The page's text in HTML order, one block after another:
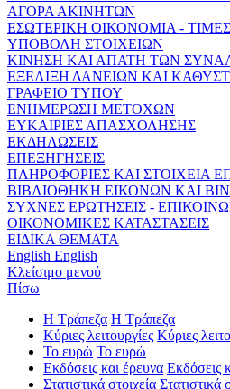
ΑΓΟΡΑ ΑΚΙΝΗΤΩΝ
ΕΣΩΤΕΡΙΚΗ ΟΙΚΟΝΟΜΙΑ - ΤΙΜΕΣ
ΥΠΟΒΟΛΗ ΣΤΟΙΧΕΙΩΝ
ΚΙΝΗΣΗ ΚΑΙ ΑΠΑΤΗ ΤΩΝ
ΕΞΕΛΙΞΗ ΔΑΝΕΙΩΝ ΚΑΙ
ΓΡΑΦΕΙΟ ΤΥΠΟΥ
ΕΝΗΜΕΡΩΣΗ ΜΕΤΟΧΩΝ
ΕΥΚΑΙΡΙΕΣ ΑΠΑΣΧΟΛΗΣΗΣ
ΕΚΔΗΛΩΣΕΙΣ
ΕΠΕΞΗΓΗΣΕΙΣ
ΠΛΗΡΟΦΟΡΙΕΣ ΚΑΙ ΣΤΟΙΧΕΙΑ
ΒΙΒΛΙΟΘΗΚΗ ΕΙΚΟΝΩΝ ΚΑΙ
ΣΥΧΝΕΣ ΕΡΩΤΗΣΕΙΣ -
ΟΙΚΟΝΟΜΙΚΕΣ ΚΑΤΑΣΤΑΣΕΙΣ
ΕΙΔΙΚΑ ΘΕΜΑΤΑ
English English
Κλείσιμο μενού
Πίσω
Η Τράπεζα Η Τράπεζα
Κύριες λειτουργίες Κύριες
Το ευρώ Το ευρώ
Εκδόσεις και έρευνα Εκδόσεις
Στατιστικά στοιχεία Στατιστικά